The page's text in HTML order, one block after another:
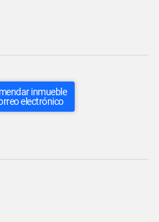
inmueble
electrónico